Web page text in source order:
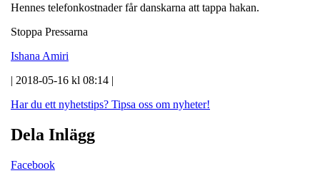
Hennes telefonkostnader får danskarna att tappa hakan.
Stoppa Pressarna
Ishana Amiri
| 2018-05-16 kl 08:14 |
Har du ett nyhetstips? Tipsa oss om nyheter!
Dela Inlägg
Facebook